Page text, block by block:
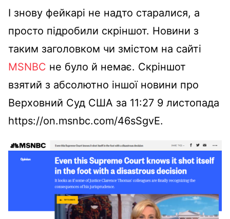
І знову фейкарі не надто старалися, а
просто підробили скріншот. Новини з
таким заголовком чи змістом на сайті
MSNBC не було й немає. Скріншот
взятий з абсолютно іншої новини про
Верховний Суд США за 11:27 9 листопада
https://on.msnbc.com/46sSgvE.